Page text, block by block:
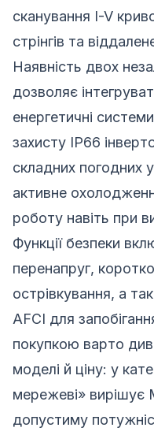
сканування I-V
стрінгів та
Наявність двох
дозволяє
енергетичні
захисту IP66
складних погодних
активне
роботу навіть при
Функції безпеки
перенапруг,
острівкування, а
AFCI для
покупкою варто
моделі й ціну: у
мережеві» вирішує
допустиму